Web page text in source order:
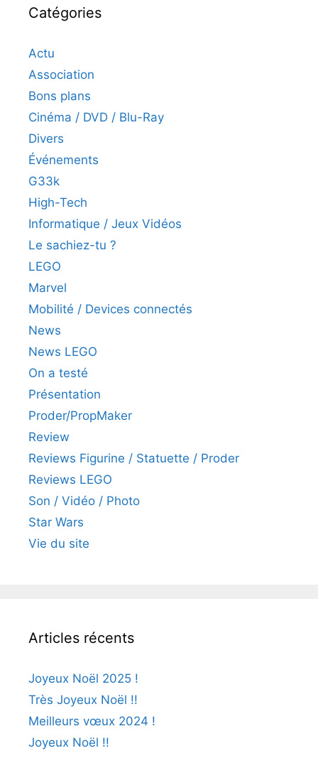
Catégories
Actu
Association
Bons plans
Cinéma / DVD / Blu-Ray
Divers
Événements
G33k
High-Tech
Informatique / Jeux Vidéos
Le sachiez-tu ?
LEGO
Marvel
Mobilité / Devices connectés
News
News LEGO
On a testé
Présentation
Proder/PropMaker
Review
Reviews Figurine / Statuette / Proder
Reviews LEGO
Son / Vidéo / Photo
Star Wars
Vie du site
Articles récents
Joyeux Noël 2025 !
Très Joyeux Noël !!
Meilleurs vœux 2024 !
Joyeux Noël !!